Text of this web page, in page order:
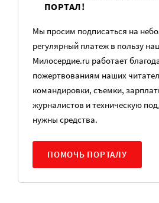
ПОРТАЛ!
Мы просим подписаться на
регулярный платеж в пользу
Милосердие.ru работает
пожертвованиям наших
командировки, съемки,
журналистов и техническую
нужны средства.
ПОМОЧЬ ПОРТАЛУ